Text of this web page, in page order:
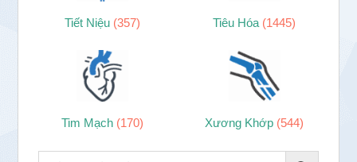
Tiết Niệu (357) Tiêu Hóa (1445)
Tim Mạch (170) Xương Khớp (544)